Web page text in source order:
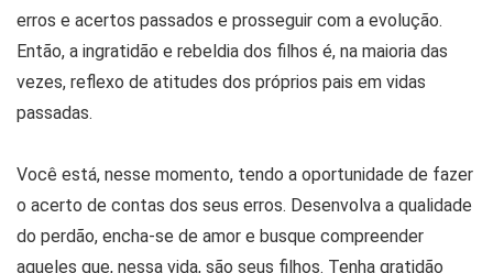
erros e acertos passados e prosseguir com a evolução.
Então, a ingratidão e rebeldia dos filhos é, na maioria das
vezes, reflexo de atitudes dos próprios pais em vidas
passadas.
Você está, nesse momento, tendo a oportunidade de fazer
o acerto de contas dos seus erros. Desenvolva a qualidade
do perdão, encha-se de amor e busque compreender
aqueles que, nessa vida, são seus filhos. Tenha gratidão